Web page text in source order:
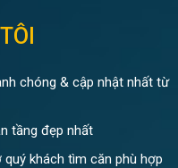
chóng & cập nhật nhất từ
tầng đẹp nhất
khách tìm căn phù hợp